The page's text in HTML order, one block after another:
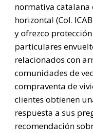
normativa
horizontal (Col.
y ofrezco
particulares
relacionados con
comunidades de
compraventa de
clientes obtienen
respuesta a sus
recomendación